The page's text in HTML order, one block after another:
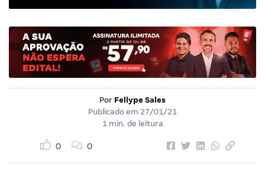
Por Fellype Sales
Publicado em 27/01/21
1 min. de leitura
0 0